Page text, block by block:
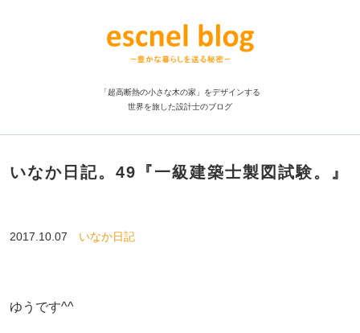
「超高断熱の小さな木の家」をデザインする
世界を旅した設計士のブログ
いなか日記。49『一級建築士製図試験。』
2017.10.07 いなか日記
ゆうです^^